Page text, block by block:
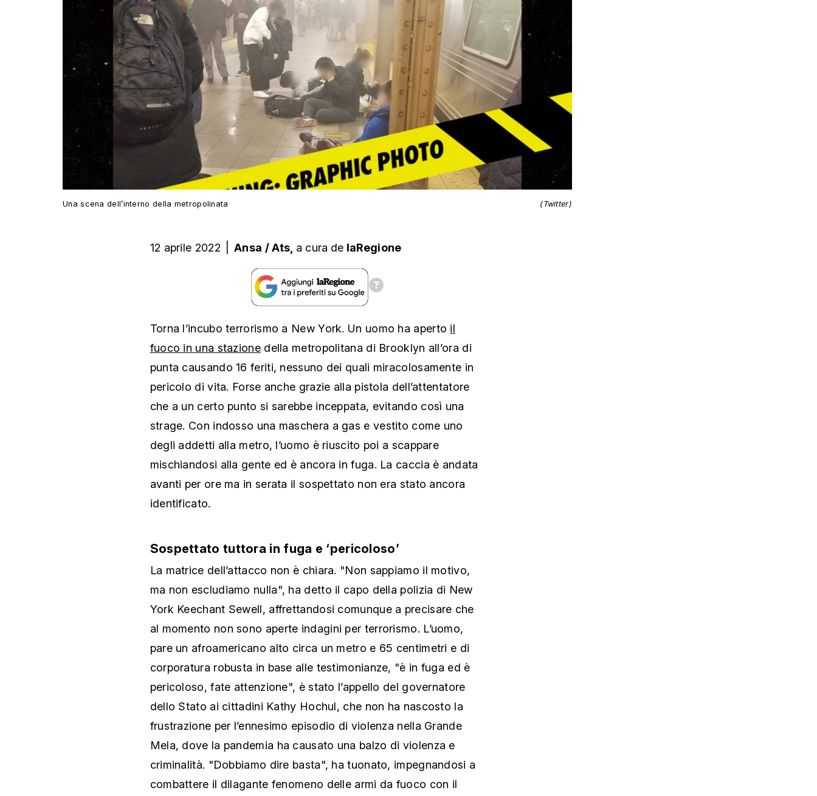
Una scena dell’interno della metropolinata (Twitter)
12 aprile 2022 Ansa / Ats, a cura de laRegione
Torna l’incubo terrorismo a New York. Un uomo ha aperto il
fuoco in una stazionedella metropolitana di Brooklyn all’ora di
punta causando 16 feriti, nessuno dei quali miracolosamente in
pericolo di vita. Forse anche grazie alla pistola dell’attentatore
che a un certo punto si sarebbe inceppata, evitando così una
strage. Con indosso una maschera a gas e vestito come uno
degli addetti alla metro, l’uomo è riuscito poi a scappare
mischiandosi alla gente ed è ancora in fuga. La caccia è andata
avanti per ore ma in serata il sospettato non era stato ancora
identificato.
Sospettato tuttora in fuga e ‘pericoloso’
La matrice dell’attacco non è chiara. "Non sappiamo il motivo,
ma non escludiamo nulla", ha detto il capo della polizia di New
York Keechant Sewell, affrettandosi comunque a precisare che
al momento non sono aperte indagini per terrorismo. L’uomo,
pare un afroamericano alto circa un metro e 65 centimetri e di
corporatura robusta in base alle testimonianze, "è in fuga ed è
pericoloso, fate attenzione", è stato l’appello del governatore
dello Stato ai cittadini Kathy Hochul, che non ha nascosto la
frustrazione per l’ennesimo episodio di violenza nella Grande
Mela, dove la pandemia ha causato una balzo di violenza e
criminalità. "Dobbiamo dire basta", ha tuonato, impegnandosi a
combattere il dilagante fenomeno delle armi da fuoco con il